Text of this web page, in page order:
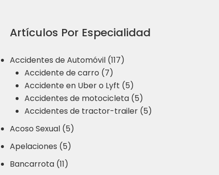
Artículos Por Especialidad
Accidentes de Automóvil (117)
Accidente de carro (7)
Accidente en Uber o Lyft (5)
Accidentes de motocicleta (5)
Accidentes de tractor-trailer (5)
Acoso Sexual (5)
Apelaciones (5)
Bancarrota (11)